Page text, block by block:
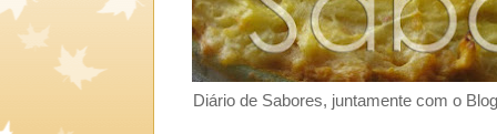
Diário de Sabores, juntamente com o